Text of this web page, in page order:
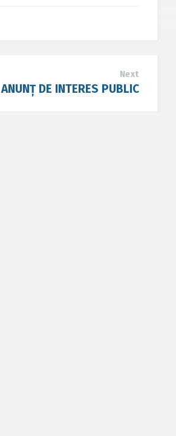
Next
ANUNȚ DE INTERES PUBLIC